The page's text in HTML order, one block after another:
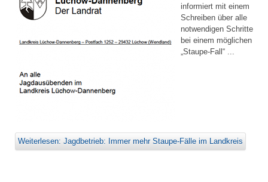
informiert mit einem
Schreiben über alle
notwendigen Schritte
bei einem möglichen
„Staupe-Fall“ ...
Weiterlesen: Jagdbetrieb: Immer mehr Staupe-Fälle im Landkreis